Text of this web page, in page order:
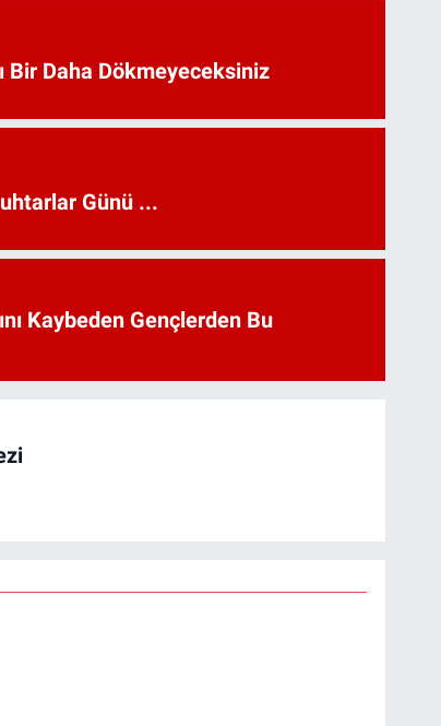
Bir Daha Dökmeyeceksiniz
Günü ...
Kaybeden Gençlerden Bu